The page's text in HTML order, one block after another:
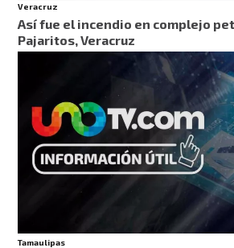
Veracruz
Así fue el incendio en complejo
Pajaritos, Veracruz
Tamaulipas